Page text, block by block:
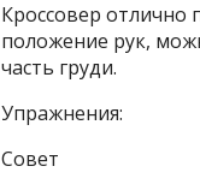
Кроссовер отлично
положение рук,
часть груди.
Упражнения:
Совет